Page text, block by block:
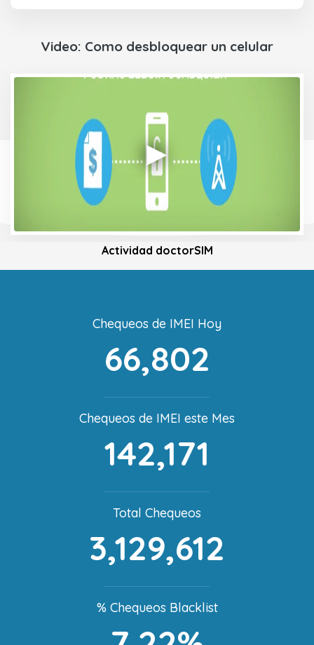
Video: Como desbloquear un celular
Actividad doctorSIM
Chequeos de IMEI Hoy
66,802
Chequeos de IMEI este Mes
142,171
Total Chequeos
3,129,612
% Chequeos Blacklist